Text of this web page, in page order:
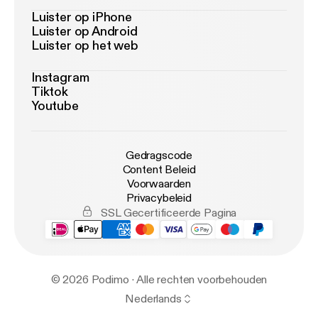
Luister op iPhone
Luister op Android
Luister op het web
Instagram
Tiktok
Youtube
Gedragscode
Content Beleid
Voorwaarden
Privacybeleid
SSL Gecertificeerde Pagina
© 2026 Podimo · Alle rechten voorbehouden
Nederlands